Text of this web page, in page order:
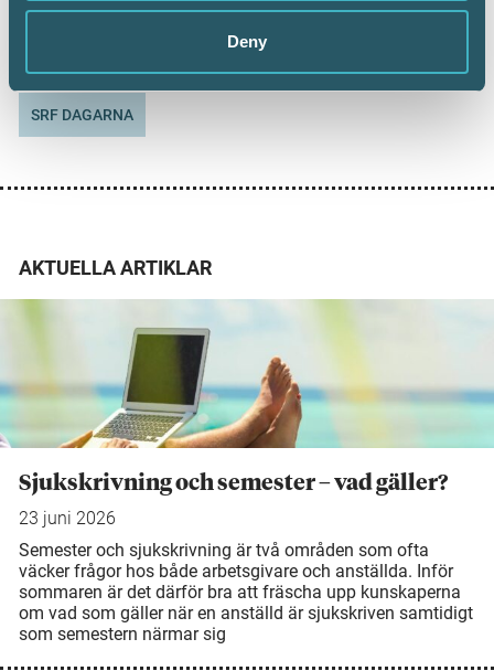
Deny
SRF DAGARNA
AKTUELLA ARTIKLAR
Sjukskrivning och semester – vad gäller?
23 juni 2026
Semester och sjukskrivning är två områden som ofta
väcker frågor hos både arbetsgivare och anställda. Inför
sommaren är det därför bra att fräscha upp kunskaperna
om vad som gäller när en anställd är sjukskriven samtidigt
som semestern närmar sig